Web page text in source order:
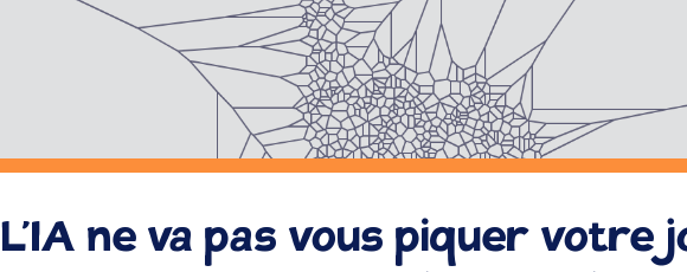
L’IA ne va pas vous piquer votre